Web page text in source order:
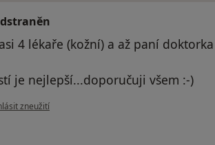
4 lékaře (kožní) a až paní
je nejlepší...doporučuji všem :-)
názoru uživatele Váš účet byl odstraněn
zneužití